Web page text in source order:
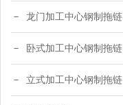
龙门加工中心钢制拖链
卧式加工中心钢制拖链
立式加工中心钢制拖链